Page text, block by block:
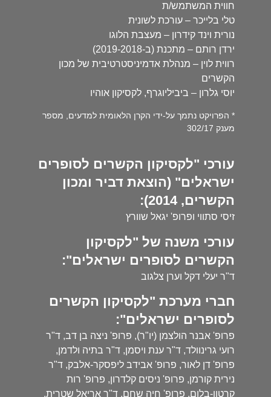
חווית המשתמש/ת
טלי בלייכר – עורכת לשונית
נורית וינד קידרון – מעצבת הלוגו
ירדן רותם – מתכנת (ב-2019-2018)
רווית לוין – מנהלת אדמיניסטרטיבית של מכון
הקשרים
יוסי גלרון – ביביליוגרף, לקסיקון אוהיו
* הפרויקט נתמך על-ידי הקרן הלאומית למדעים, מספר
מענק 302/17
עורכי "לקסיקון הקשרים לסופרים
ישראלים" (הוצאת דביר ומכון
הקשרים, 2014):
זיסי סתווי ופרופ' יגאל שוורץ
עורכי משנה של "לקסיקון
הקשרים לסופרים ישראלים":
ד"ר יעלי דקל וערן צלגוב
חברי מערכת "לקסיקון הקשרים
לסופרים ישראלים":
פרופ' אבנר הולצמן (יו"ר), פרופ' ניצה בן דב, ד"ר
רועי גרינוולד, ד"ר ענת ויסמן, ד"ר בתיה ולדמן,
פרופ' דן לאור, פרופ' אבידב ליפסקר-אלבק, ד"ר
נירית קורמן, פרופ' ניסים קלדרון, פרופ' רות
קרטון-בלום, פרופ' חיה שחם, ד"ר אריאל שטרית,